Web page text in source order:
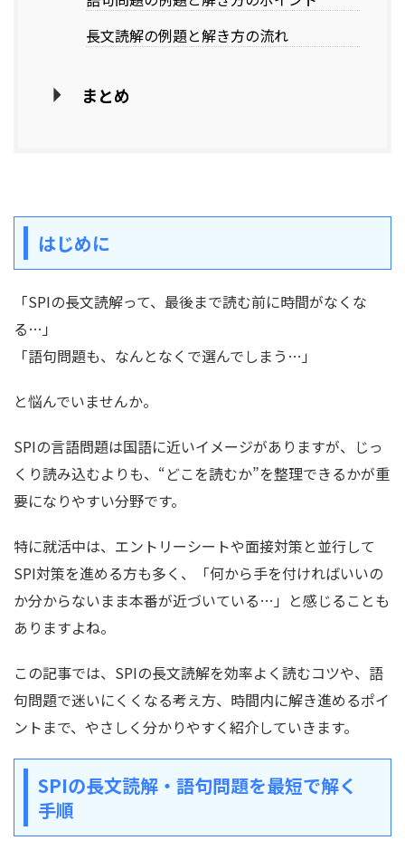
長文読解の例題と解き方の流れ
まとめ
はじめに
「SPIの長文読解って、最後まで読む前に時間がなくな
る…」
「語句問題も、なんとなくで選んでしまう…」
と悩んでいませんか。
SPIの言語問題は国語に近いイメージがありますが、じっ
くり読み込むよりも、“どこを読むか”を整理できるかが重
要になりやすい分野です。
特に就活中は、エントリーシートや面接対策と並行して
SPI対策を進める方も多く、「何から手を付ければいいの
か分からないまま本番が近づいている…」と感じることも
ありますよね。
この記事では、SPIの長文読解を効率よく読むコツや、語
句問題で迷いにくくなる考え方、時間内に解き進めるポイ
ントまで、やさしく分かりやすく紹介していきます。
SPIの長文読解・語句問題を最短で解く
手順